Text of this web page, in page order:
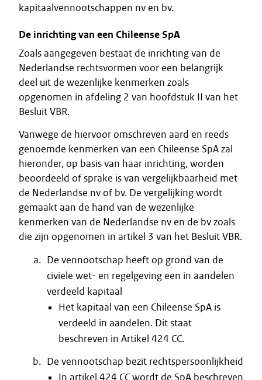
kapitaalvennootschappen nv en bv.
De inrichting van een Chileense SpA
Zoals aangegeven bestaat de inrichting van de
Nederlandse rechtsvormen voor een belangrijk
deel uit de wezenlijke kenmerken zoals
opgenomen in afdeling 2 van hoofdstuk II van het
Besluit VBR.
Vanwege de hiervoor omschreven aard en reeds
genoemde kenmerken van een Chileense SpA zal
hieronder, op basis van haar inrichting, worden
beoordeeld of sprake is van vergelijkbaarheid met
de Nederlandse nv of bv. De vergelijking wordt
gemaakt aan de hand van de wezenlijke
kenmerken van de Nederlandse nv en de bv zoals
die zijn opgenomen in artikel 3 van het Besluit VBR.
De vennootschap heeft op grond van de
civiele wet- en regelgeving een in aandelen
verdeeld kapitaal
Het kapitaal van een Chileense SpA is
verdeeld in aandelen. Dit staat
beschreven in Artikel 424 CC.
De vennootschap bezit rechtspersoonlijkheid
In artikel 424 CC wordt de SpA beschreven